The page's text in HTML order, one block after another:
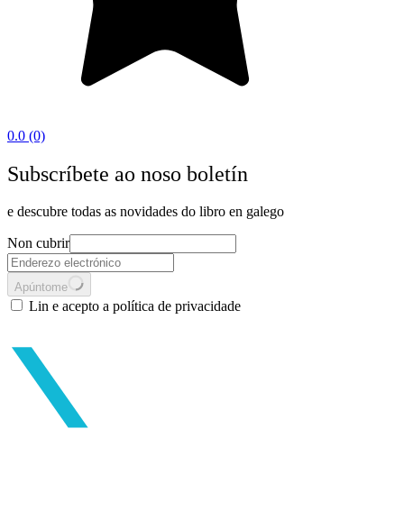
0.0 (0)
Subscríbete ao noso boletín
e descubre todas as novidades do libro en galego
Non cubrir
Apúntome
Lin e acepto a política de privacidade